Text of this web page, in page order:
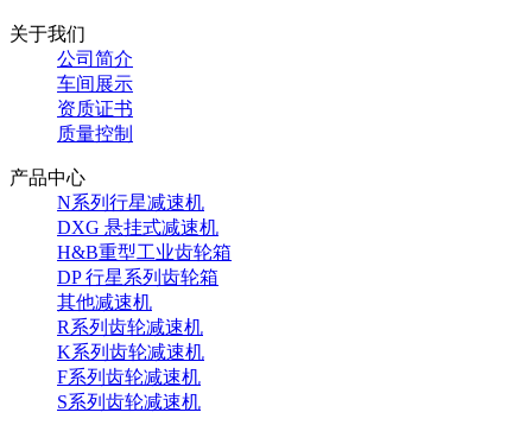
关于我们
公司简介
车间展示
资质证书
质量控制
产品中心
N系列行星减速机
DXG 悬挂式减速机
H&B重型工业齿轮箱
DP 行星系列齿轮箱
其他减速机
R系列齿轮减速机
K系列齿轮减速机
F系列齿轮减速机
S系列齿轮减速机